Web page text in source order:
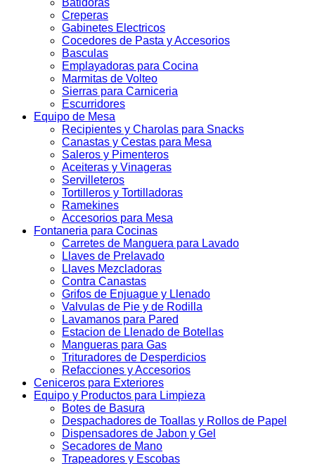
Batidoras
Creperas
Gabinetes Electricos
Cocedores de Pasta y Accesorios
Basculas
Emplayadoras para Cocina
Marmitas de Volteo
Sierras para Carniceria
Escurridores
Equipo de Mesa
Recipientes y Charolas para Snacks
Canastas y Cestas para Mesa
Saleros y Pimenteros
Aceiteras y Vinageras
Servilleteros
Tortilleros y Tortilladoras
Ramekines
Accesorios para Mesa
Fontaneria para Cocinas
Carretes de Manguera para Lavado
Llaves de Prelavado
Llaves Mezcladoras
Contra Canastas
Grifos de Enjuague y Llenado
Valvulas de Pie y de Rodilla
Lavamanos para Pared
Estacion de Llenado de Botellas
Mangueras para Gas
Trituradores de Desperdicios
Refacciones y Accesorios
Ceniceros para Exteriores
Equipo y Productos para Limpieza
Botes de Basura
Despachadores de Toallas y Rollos de Papel
Dispensadores de Jabon y Gel
Secadores de Mano
Trapeadores y Escobas